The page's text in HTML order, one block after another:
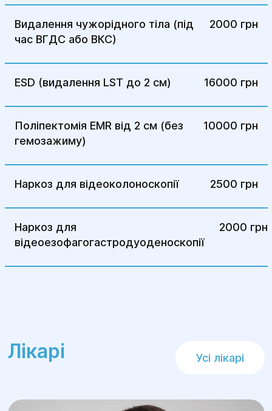
ризику або сімейного анамнезу.
Після лікування захворювань шлунка –
для оцінки ефективності лікування
Для моніторингу хронічних
захворювань – таких як хронічний
гастрит, виразкова хвороба, езофагіт.
Для взяття біопсії – для визначення
наявності ракових клітин чи інфекцій.
Гастроскопія є важливим діагностичним
методом для точного виявлення причин
Видалення чужорідного тіла (під
час ВГДС або ВКС)
2000 грн
ESD (видалення LST до 2 см) 16000 грн
Поліпектомія EMR від 2 см (без
гемозажиму)
10000 грн
Наркоз для відеоколоноскопії 2500 грн
Наркоз для
відеоезофагогастродуоденоскопії
2000 грн
Лікарі Усі лікарі